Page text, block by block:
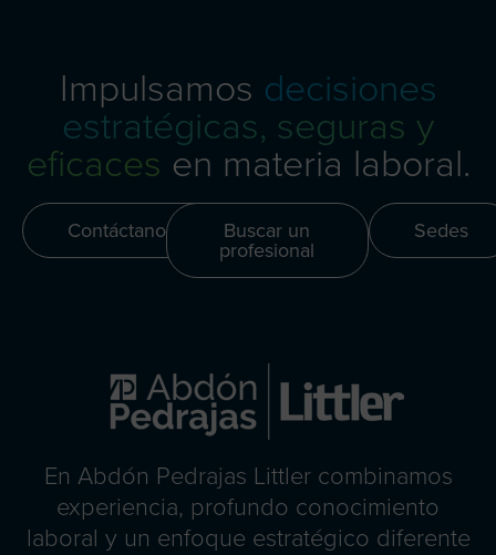
Impulsamos decisiones
estratégicas, seguras y
eficaces en materia laboral.
Contáctanos Buscar un
profesional
Sedes
En Abdón Pedrajas Littler combinamos
experiencia, profundo conocimiento
laboral y un enfoque estratégico diferente